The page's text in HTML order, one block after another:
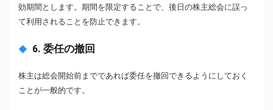
効期間とします。期間を限定することで、後日の株主総会に誤っ
て利用されることを防止できます。
6. 委任の撤回
株主は総会開始前までであれば委任を撤回できるようにしておく
ことが一般的です。